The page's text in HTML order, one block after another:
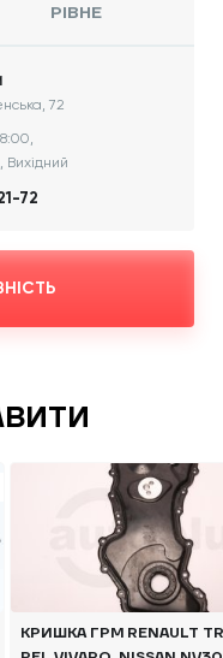
РІВНЕ
72
Вихідний
72
КРИШКА ГРМ RENAULT